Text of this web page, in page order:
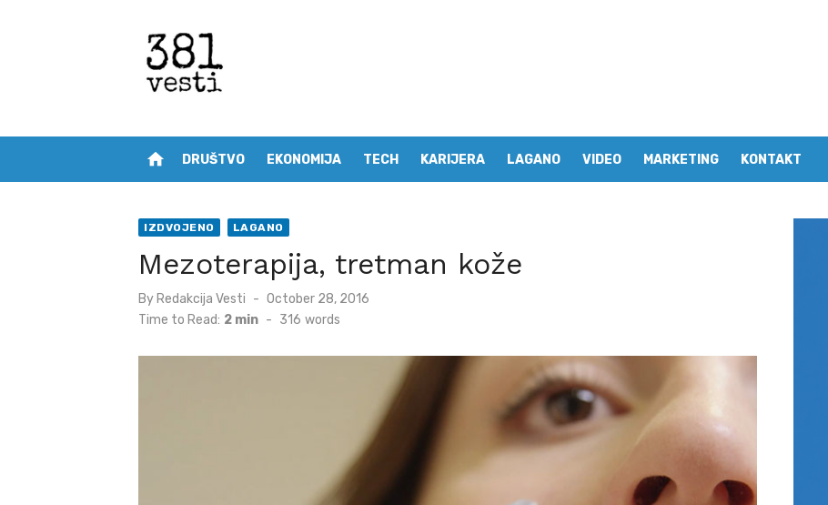
home DRUŠTVO EKONOMIJA TECH KARIJERA LAGANO VIDEO MARKETING KONTAKT
IZDVOJENO LAGANO
Mezoterapija, tretman kože
By Redakcija Vesti
Posted
October 28, 2016
Time to Read: 2 min - 316 words